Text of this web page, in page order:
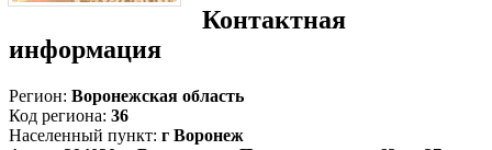
Контактная
информация
Регион: Воронежская область
Код региона: 36
Населенный пункт: г Воронеж